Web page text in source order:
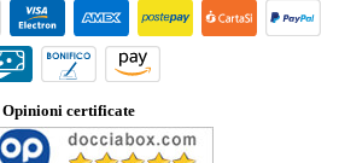
Opinioni certificate